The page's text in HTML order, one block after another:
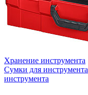
Хранение инструмента
Сумки для инструмента
инструмента